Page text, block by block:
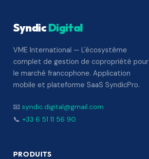
SyndicDigital
VME International — L'écosystème
complet de gestion de copropriété pour
le marché francophone. Application
mobile et plateforme SaaS SyndicPro.
📧 syndic.digital@gmail.com
📞 +33 6 51 11 56 90
PRODUITS